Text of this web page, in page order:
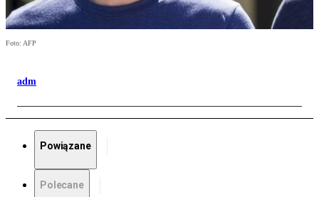
Foto: AFP
adm
Powiązane
Polecane